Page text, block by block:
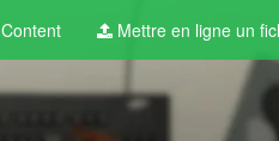
Content Mettre en ligne un